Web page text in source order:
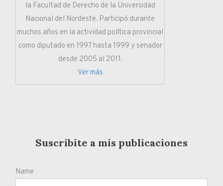
la Facultad de Derecho de la Universidad
Nacional del Nordeste. Participó durante
muchos años en la actividad política provincial
como diputado en 1997 hasta 1999 y senador
desde 2005 al 2011.
Ver más
Suscribite a mis publicaciones
Name